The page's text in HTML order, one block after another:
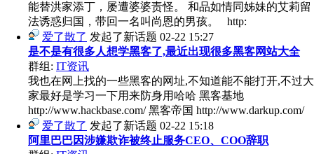
能替洪家添丁，屡遭婆婆责怪。 和品如情同姊妹的艾莉留
法诱惑归国，带回一名叫尚恩的男孩。 http:
爱了散了 发起了新话题 02-22 15:27
是不是有很多人想学黑客了,最近出现很多黑客网站大全
群组: IT资讯
我也在网上找的一些黑客的网址,不知道能不能打开,不过大
家最好是学习一下用来防身用哈哈 黑客基地
http://www.hackbase.com/ 黑客帝国 http://www.darkup.com/
爱了散了 发起了新话题 02-22 15:18
阿里巴巴因涉嫌欺诈被终止服务CEO、COO辞职